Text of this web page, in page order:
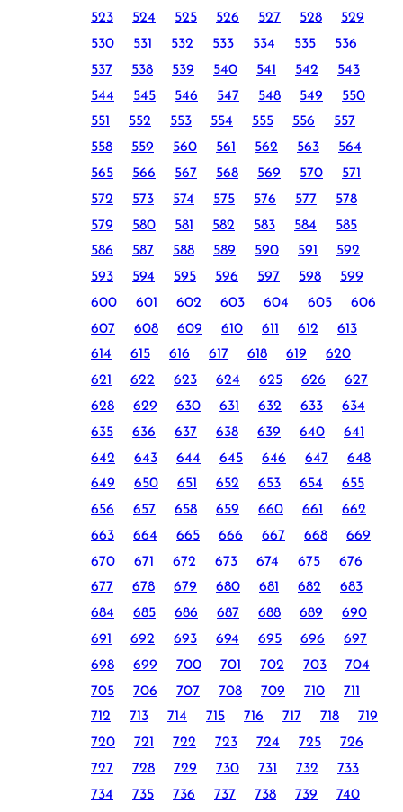
523 524 525 526 527 528
529
530
531 532 533 534 535
536
537
538 539 540 541 542
543
544
545 546 547 548 549
550
551
552 553 554 555 556
557
558
559 560 561 562 563
564
565
566 567 568 569 570
571
572
573 574 575 576 577
578
579
580 581 582 583 584
585
586
587 588 589 590 591
592
593
594 595 596 597 598
599
600
601 602 603 604 605
606
607
608 609 610 611 612
613
614
615 616 617 618 619
620
621
622 623 624 625 626
627
628
629 630 631 632 633
634
635
636 637 638 639 640
641
642
643 644 645 646 647
648
649
650 651 652 653 654
655
656
657 658 659 660 661
662
663
664 665 666 667 668
669
670
671 672 673 674 675
676
677
678 679 680 681 682
683
684
685 686 687 688 689
690
691
692 693 694 695 696
697
698
699 700 701 702 703
704
705
706 707 708 709 710
711
712
713 714 715 716 717 718
719
720
721 722 723 724 725
726
727
728 729 730 731 732
733
734
735 736 737 738 739
740